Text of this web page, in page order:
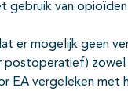
gebruik van
er mogelijk geen
postoperatief)
EA vergeleken met